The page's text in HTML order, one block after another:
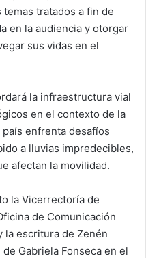
tratados a fin de
en la audiencia y otorgar
sus vidas en el
la infraestructura vial
en el contexto de la
enfrenta desafíos
a lluvias impredecibles,
afectan la movilidad.
la Vicerrectoría de
de Comunicación
la escritura de Zenén
Gabriela Fonseca en el